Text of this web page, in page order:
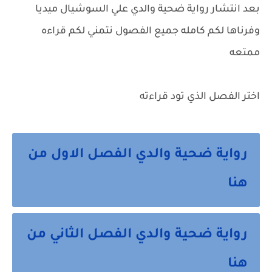
بعد انتشار رواية ضحية والدي علي السوشيال ميديا
وفرناها لكم كامله جميع الفصول نتمني لكم قراءه
ممتعه
اختر الفصل الذي تود قراءته
رواية ضحية والدي الفصل الاول من
هنا
رواية ضحية والدي الفصل الثاني من
هنا